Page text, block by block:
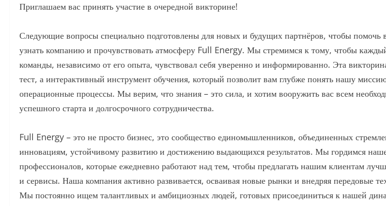
Приглашаем вас принять участие в очередной викторине!
Следующие вопросы специально подготовлены для новых и будущих партнёров, чтобы помочь
узнать компанию и прочувствовать атмосферу Full Energy. Мы стремимся к тому, чтобы
команды, независимо от его опыта, чувствовал себя уверенно и информированно. Эта
тест, а интерактивный инструмент обучения, который позволит вам глубже понять нашу
операционные процессы. Мы верим, что знания – это сила, и хотим вооружить вас всем
успешного старта и долгосрочного сотрудничества.
Full Energy – это не просто бизнес, это сообщество единомышленников, объединенных
инновациям, устойчивому развитию и достижению выдающихся результатов. Мы гордимся
профессионалов, которые ежедневно работают над тем, чтобы предлагать нашим клиентам
и сервисы. Наша компания активно развивается, осваивая новые рынки и внедряя передовые
Мы постоянно ищем талантливых и амбициозных людей, готовых присоединиться к нашей